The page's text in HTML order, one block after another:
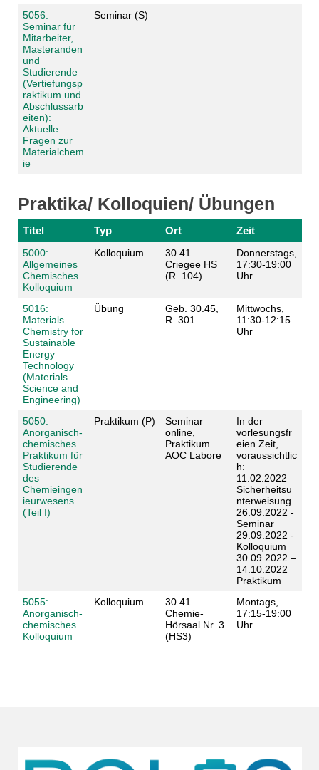
5056:
Seminar für
Mitarbeiter,
Masteranden
und
Studierende
(Vertiefungsp
raktikum und
Abschlussarb
eiten):
Aktuelle
Fragen zur
Materialchem
ie
Seminar (S)
Praktika/ Kolloquien/ Übungen
Titel Typ Ort Zeit
5000:
Allgemeines
Chemisches
Kolloquium
Kolloquium
30.41
Criegee HS
(R. 104)
Donnerstags,
17:30-19:00
Uhr
5016:
Materials
Chemistry for
Sustainable
Energy
Technology
(Materials
Science and
Engineering)
Übung
Geb. 30.45,
R. 301
Mittwochs,
11:30-12:15
Uhr
5050:
Anorganisch-
chemisches
Praktikum für
Studierende
des
Chemieingen
ieurwesens
(Teil I)
Praktikum (P)
Seminar
online,
Praktikum
AOC Labore
In der
vorlesungsfr
eien Zeit,
voraussichtlic
h:
11.02.2022 –
Sicherheitsu
nterweisung
26.09.2022 -
Seminar
29.09.2022 -
Kolloquium
30.09.2022 –
14.10.2022
Praktikum
5055:
Anorganisch-
chemisches
Kolloquium
Kolloquium
30.41
Chemie-
Hörsaal Nr. 3
(HS3)
Montags,
17:15-19:00
Uhr